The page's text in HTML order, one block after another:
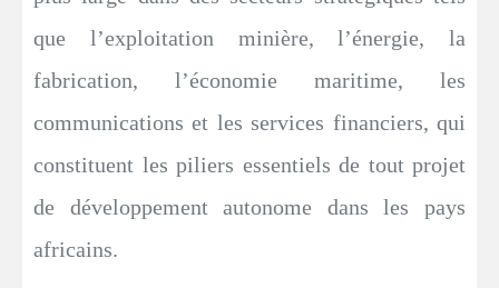
que l’exploitation minière, l’énergie, la
fabrication, l’économie maritime, les
communications et les services financiers, qui
constituent les piliers essentiels de tout projet
de développement autonome dans les pays
africains.